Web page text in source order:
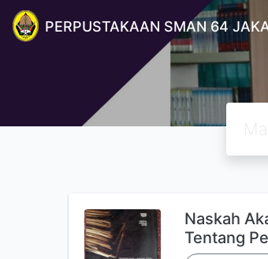
PERPUSTAKAAN SMAN 64
Naskah
Tentang